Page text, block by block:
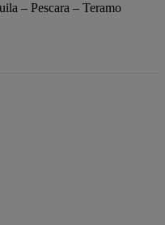
– Pescara – Teramo